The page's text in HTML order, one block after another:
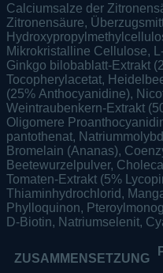
Calciumsalze der
Zitronensäure,
Mikrokristalline Cellulose,
Ginkgo bilobablatt-Extrakt
Tocopherylacetat,
(25% Anthocyanidine),
Weintraubenkern-Extrakt
Oligomere
pantothenat,
Bromelain (Ananas),
Beetewurzelpulver,
Tomaten-Extrakt (5%
Thiaminhydrochlorid,
Phylloquinon,
D-Biotin, Natriumselenit,
ZUSAMMENSETZUNG